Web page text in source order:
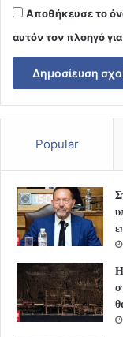
Αποθήκευσε το
αυτόν τον πλοηγό
Popular